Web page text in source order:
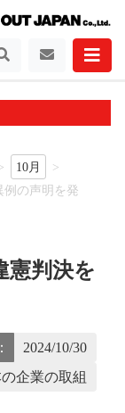
10月
例の声明を発
憲判決を
2024/10/30
の企業の取組